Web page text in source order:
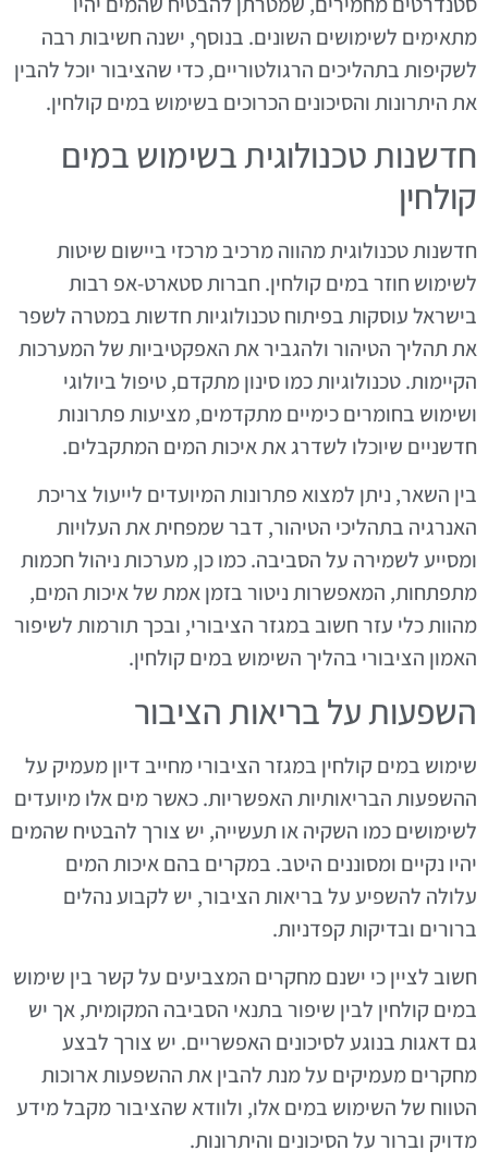
מתאימים לשימושים השונים. בנוסף, ישנה חשיבות רבה
לשקיפות בתהליכים הרגולטוריים, כדי שהציבור יוכל להבין
את היתרונות והסיכונים הכרוכים בשימוש במים קולחין.
חדשנות טכנולוגית בשימוש במים
קולחין
חדשנות טכנולוגית מהווה מרכיב מרכזי ביישום שיטות
לשימוש חוזר במים קולחין. חברות סטארט-אפ רבות
בישראל עוסקות בפיתוח טכנולוגיות חדשות במטרה לשפר
את תהליך הטיהור ולהגביר את האפקטיביות של המערכות
הקיימות. טכנולוגיות כמו סינון מתקדם, טיפול ביולוגי
ושימוש בחומרים כימיים מתקדמים, מציעות פתרונות
חדשניים שיוכלו לשדרג את איכות המים המתקבלים.
בין השאר, ניתן למצוא פתרונות המיועדים לייעול צריכת
האנרגיה בתהליכי הטיהור, דבר שמפחית את העלויות
ומסייע לשמירה על הסביבה. כמו כן, מערכות ניהול חכמות
מתפתחות, המאפשרות ניטור בזמן אמת של איכות המים,
מהוות כלי עזר חשוב במגזר הציבורי, ובכך תורמות לשיפור
האמון הציבורי בהליך השימוש במים קולחין.
השפעות על בריאות הציבור
שימוש במים קולחין במגזר הציבורי מחייב דיון מעמיק על
ההשפעות הבריאותיות האפשריות. כאשר מים אלו מיועדים
לשימושים כמו השקיה או תעשייה, יש צורך להבטיח שהמים
יהיו נקיים ומסוננים היטב. במקרים בהם איכות המים
עלולה להשפיע על בריאות הציבור, יש לקבוע נהלים
ברורים ובדיקות קפדניות.
חשוב לציין כי ישנם מחקרים המצביעים על קשר בין שימוש
במים קולחין לבין שיפור בתנאי הסביבה המקומית, אך יש
גם דאגות בנוגע לסיכונים האפשריים. יש צורך לבצע
מחקרים מעמיקים על מנת להבין את ההשפעות ארוכות
הטווח של השימוש במים אלו, ולוודא שהציבור מקבל מידע
מדויק וברור על הסיכונים והיתרונות.